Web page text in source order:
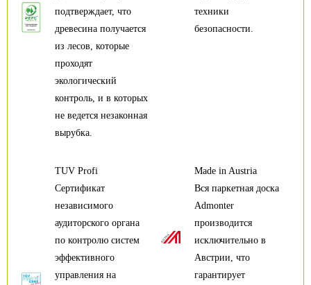
техники
безопасности.
подтверждает, что
древесина получается
из лесов, которые
проходят
экологический
контроль, и в которых
не ведется незаконная
вырубка.
TUV Profi
Сертификат
независимого
аудиторского органа
по контролю систем
эффективного
управления на
Made in Austria
Вся паркетная доска
Admonter
производится
исключительно в
Австрии, что
гарантирует